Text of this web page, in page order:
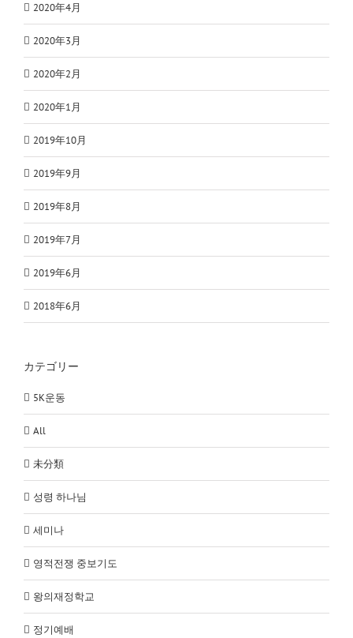
2020年4月
2020年3月
2020年2月
2020年1月
2019年10月
2019年9月
2019年8月
2019年7月
2019年6月
2018年6月
カテゴリー
5K운동
All
未分類
성령 하나님
세미나
영적전쟁 중보기도
왕의재정학교
정기예배